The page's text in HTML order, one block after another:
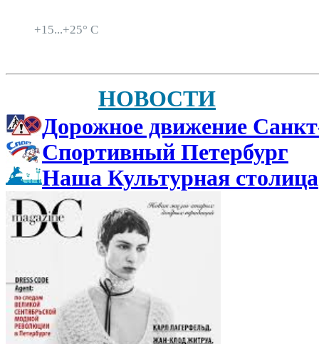
+15...+25° C
НОВОСТИ
Дорожное движение
Спортивный Петербург
Наша Культурная столица